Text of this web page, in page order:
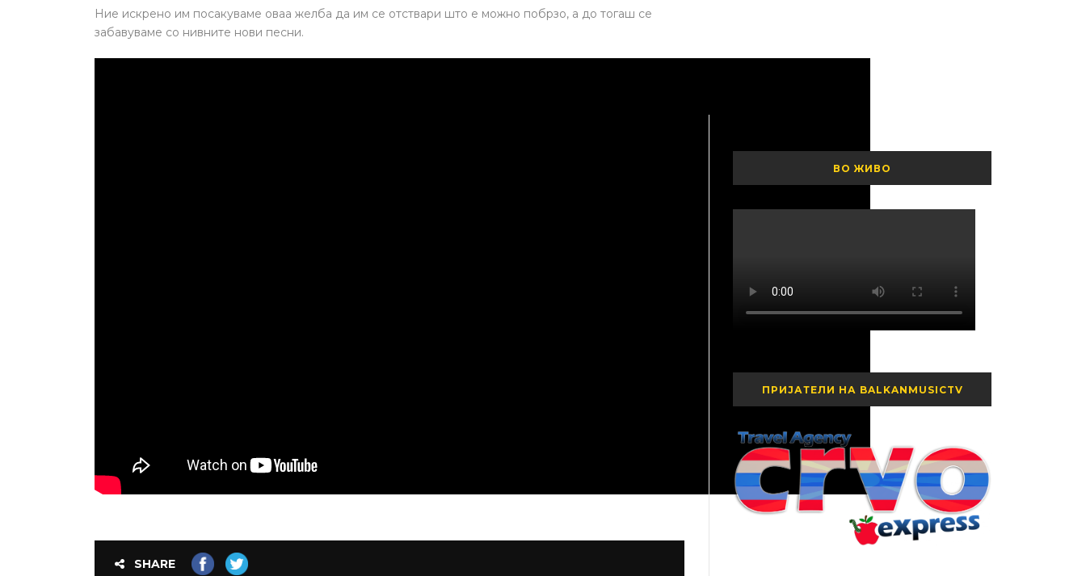
Ние искрено им посакуваме оваа желба да им се отствари што е можно побрзо, а до тогаш се
забавуваме со нивните нови песни.
SHARE
ВО ЖИВО
ПРИЈАТЕЛИ НА BALKANMUSICTV